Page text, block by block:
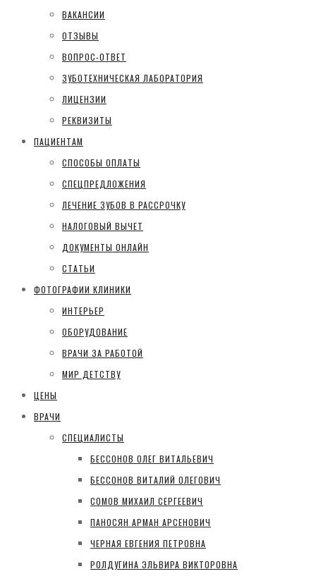
ВАКАНСИИ
ОТЗЫВЫ
ВОПРОС-ОТВЕТ
ЗУБОТЕХНИЧЕСКАЯ ЛАБОРАТОРИЯ
ЛИЦЕНЗИИ
РЕКВИЗИТЫ
ПАЦИЕНТАМ
СПОСОБЫ ОПЛАТЫ
СПЕЦПРЕДЛОЖЕНИЯ
ЛЕЧЕНИЕ ЗУБОВ В РАССРОЧКУ
НАЛОГОВЫЙ ВЫЧЕТ
ДОКУМЕНТЫ ОНЛАЙН
СТАТЬИ
ФОТОГРАФИИ КЛИНИКИ
ИНТЕРЬЕР
ОБОРУДОВАНИЕ
ВРАЧИ ЗА РАБОТОЙ
МИР ДЕТСТВУ
ЦЕНЫ
ВРАЧИ
СПЕЦИАЛИСТЫ
БЕССОНОВ ОЛЕГ ВИТАЛЬЕВИЧ
БЕССОНОВ ВИТАЛИЙ ОЛЕГОВИЧ
СОМОВ МИХАИЛ СЕРГЕЕВИЧ
ПАНОСЯН АРМАН АРСЕНОВИЧ
ЧЕРНАЯ ЕВГЕНИЯ ПЕТРОВНА
РОЛДУГИНА ЭЛЬВИРА ВИКТОРОВНА